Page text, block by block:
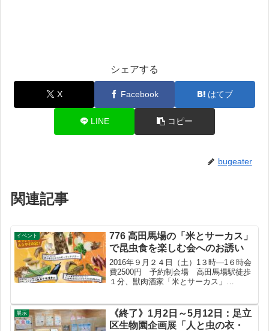
シェアする
X Facebook はてブ
LINE コピー
bugeater
関連記事
イベント
776 高田馬場の「米とサーカス」
で昆虫食を楽しむ会へのお誘い
2016年９月２４日（土）1３時―1６時会
費2500円 予約制会場 高田馬場駅徒歩
１分、獣肉酒家「米とサーカス」
場合...
展示
《終了》1月2日～5月12日：足立
区生物園企画展「人と虫の衣・